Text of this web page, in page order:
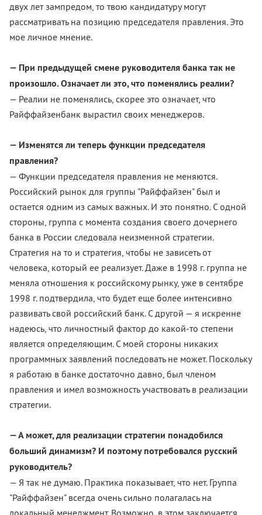
двух лет зампредом, то твою кандидатуру могут
рассматривать на позицию председателя правления. Это
мое личное мнение.
— При предыдущей смене руководителя банка так не
произошло. Означает ли это, что поменялись реалии?
— Реалии не поменялись, скорее это означает, что
Райффайзенбанк вырастил своих менеджеров.
— Изменятся ли теперь функции председателя
правления?
— Функции председателя правления не меняются.
Российский рынок для группы "Райффайзен" был и
остается одним из самых важных. И это понятно. С одной
стороны, группа с момента создания своего дочернего
банка в России следовала неизменной стратегии.
Стратегия на то и стратегия, чтобы не зависеть от
человека, который ее реализует. Даже в 1998 г. группа не
меняла отношения к российскому рынку, уже в сентябре
1998 г. подтвердила, что будет еще более интенсивно
развивать свой российский банк. С другой — я искренне
надеюсь, что личностный фактор до какой-то степени
является определяющим. С моей стороны никаких
программных заявлений последовать не может. Поскольку
я работаю в банке достаточно давно, был членом
правления и имел возможность участвовать в реализации
стратегии.
— А может, для реализации стратегии понадобился
больший динамизм? И поэтому потребовался русский
руководитель?
— Я так не думаю. Практика показывает, что нет. Группа
"Райффайзен" всегда очень сильно полагалась на
локальный менеджмент. Возможно, в этом заключается